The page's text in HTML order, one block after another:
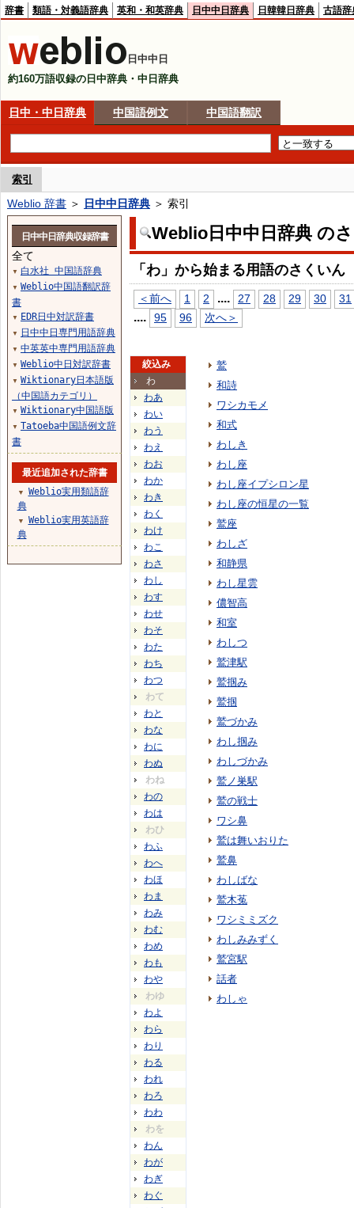
辞書 類語・対義語辞典 英和・和英辞典 日中中日辞典 日韓韓日辞典 古語辞
日中中日
約160万語収録の日中辞典・中日辞典
日中・中日辞典 中国語例文 中国語翻訳
索引
Weblio 辞書 ＞ 日中中日辞典 ＞ 索引
Weblio日中中日辞典 の
「わ」から始まる用語のさくいん
＜前へ 1 2 .... 27 28 29 30 31
.... 95 96 次へ＞
絞込み
わ
わあ
わい
わう
わえ
わお
わか
わき
わく
わけ
わこ
わさ
わし
わす
わせ
わそ
わた
わち
わつ
わて
わと
わな
わに
わぬ
わね
わの
わは
わひ
わふ
わへ
わほ
わま
わみ
わむ
わめ
わも
わや
わゆ
わよ
わら
わり
わる
われ
わろ
わわ
わを
わん
わが
わぎ
わぐ
鷲
和詩
ワシカモメ
和式
わしき
わし座
わし座イプシロン星
わし座の恒星の一覧
鷲座
わしざ
和静県
わし星雲
儂智高
和室
わしつ
鷲津駅
鷲掴み
鷲掴
鷲づかみ
わし掴み
わしづかみ
鷲ノ巣駅
鷲の戦士
ワシ鼻
鷲は舞いおりた
鷲鼻
わしばな
鷲木菟
ワシミミズク
わしみみずく
鷲宮駅
話者
わしゃ
日中中日辞典収録辞書
全て
▼ 白水社 中国語辞典
▼ Weblio中国語翻訳辞
書
▼ EDR日中対訳辞書
▼ 日中中日専門用語辞典
▼ 中英英中専門用語辞典
▼ Weblio中日対訳辞書
▼ Wiktionary日本語版
（中国語カテゴリ）
▼ Wiktionary中国語版
▼ Tatoeba中国語例文辞
書
最近追加された辞書
▼
Weblio実用類語辞
典
▼
Weblio実用英語辞
典